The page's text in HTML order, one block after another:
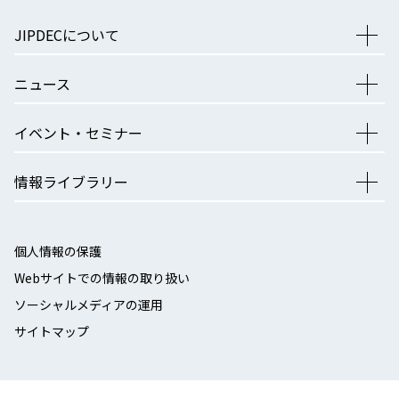
JIPDECについて
ニュース
イベント・セミナー
情報ライブラリー
個人情報の保護
Webサイトでの情報の取り扱い
ソーシャルメディアの運用
サイトマップ